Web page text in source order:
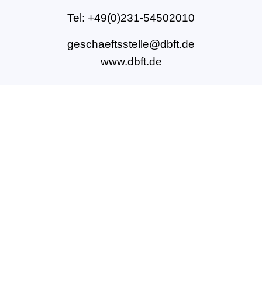
Tel: +49(0)231-54502010
geschaeftsstelle@dbft.de
www.dbft.de